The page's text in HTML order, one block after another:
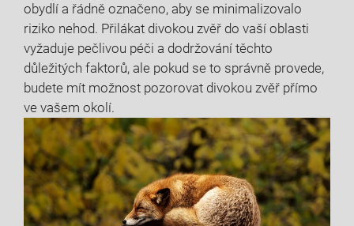
⁤obydlí a řádně označeno, aby se​ minimalizovalo
riziko nehod. Přilákat divokou zvěř do vaší oblasti
vyžaduje pečlivou péči a dodržování těchto
důležitých faktorů, ale pokud⁤ se to správně provede,
budete mít možnost pozorovat‌ divokou zvěř přímo
ve vašem okolí.